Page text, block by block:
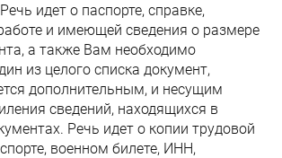
идет о паспорте, справке,
и имеющей сведения о размере
а также Вам необходимо
из целого списка документ,
дополнительным, и несущим
сведений, находящихся в
Речь идет о копии трудовой
военном билете, ИНН,